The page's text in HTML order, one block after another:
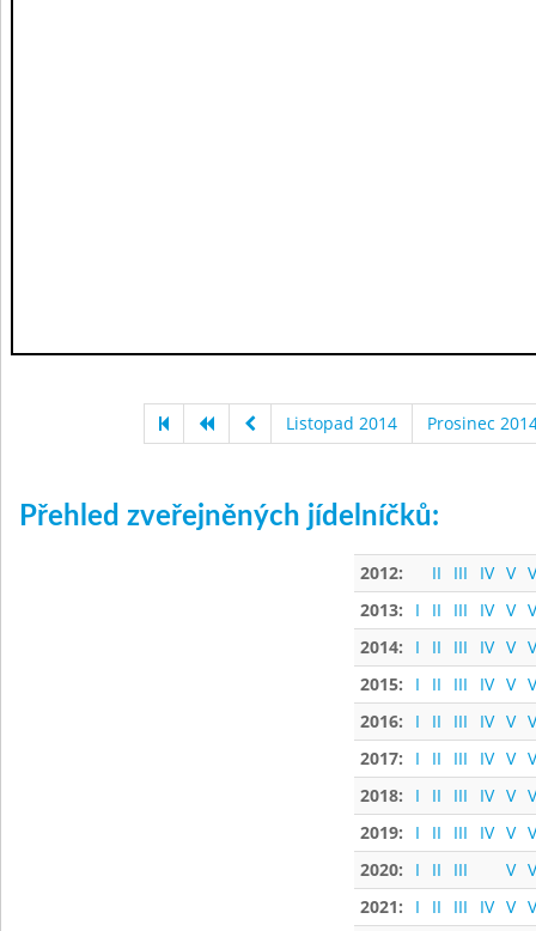
Listopad 2014 Prosinec
Přehled zveřejněných jídelníčků:
2012: II III IV V
2013:
I II III IV V
2014:
I II III IV V
2015:
I II III IV V
2016:
I II III IV V
2017:
I II III IV V
2018:
I II III IV V
2019:
I II III IV V
2020:
I II III V
2021:
I II III IV V